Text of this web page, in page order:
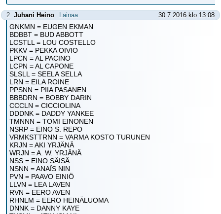
2. Juhani Heino Lainaa 30.7.2016 klo 13:08
GNKMN = EUGEN EKMAN
BDBBT = BUD ABBOTT
LCSTLL = LOU COSTELLO
PKKV = PEKKA OIVIO
LPCN = AL PACINO
LCPN = AL CAPONE
SLSLL = SEELA SELLA
LRN = EILA ROINE
PPSNN = PIIA PASANEN
BBBDRN = BOBBY DARIN
CCCLN = CICCIOLINA
DDDNK = DADDY YANKEE
TMNNN = TOMI EINONEN
NSRP = EINO S. REPO
VRMKSTTRNN = VARMA KOSTO TURUNEN
KRJN = AKI YRJÄNÄ
WRJN = A. W. YRJÄNÄ
NSS = EINO SÄISÄ
NSNN = ANAÏS NIN
PVN = PAAVO EINIÖ
LLVN = LEA LAVEN
RVN = EERO AVEN
RHNLM = EERO HEINÄLUOMA
DNNK = DANNY KAYE